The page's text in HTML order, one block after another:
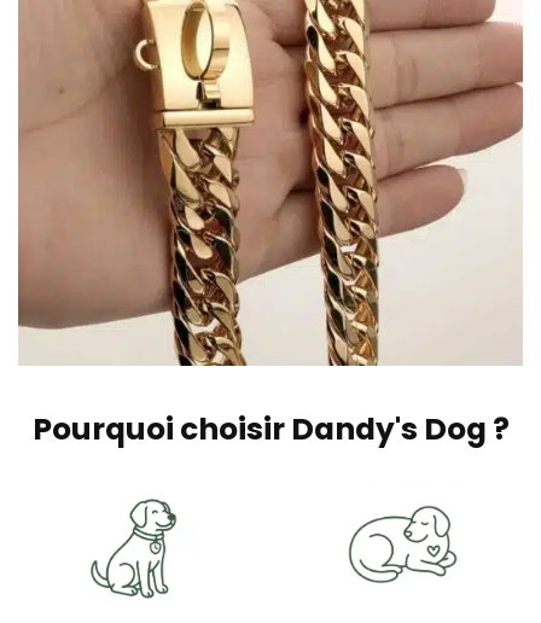
Pourquoi choisir Dandy's Dog ?